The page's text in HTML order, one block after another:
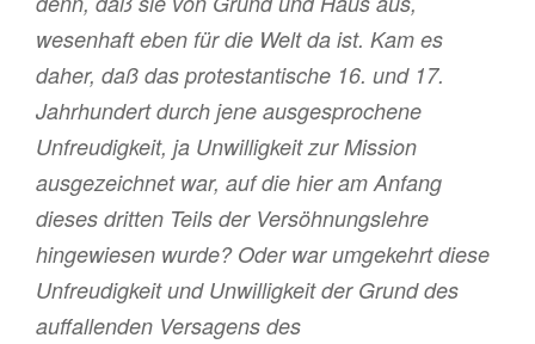
wesenhaft eben für die Welt da ist. Kam es
daher, daß das protestantische 16. und 17.
Jahrhundert durch jene ausgesprochene
Unfreudigkeit, ja Unwilligkeit zur Mission
ausgezeichnet war, auf die hier am Anfang
dieses dritten Teils der Versöhnungslehre
hingewiesen wurde? Oder war umgekehrt diese
Unfreudigkeit und Unwilligkeit der Grund des
auffallenden Versagens des